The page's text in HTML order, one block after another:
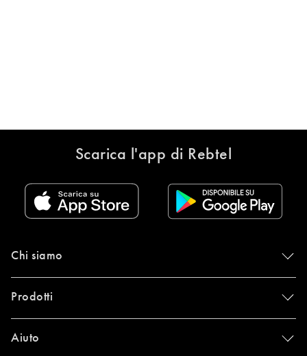
Scarica l'app di Rebtel
Chi siamo
Prodotti
Aiuto